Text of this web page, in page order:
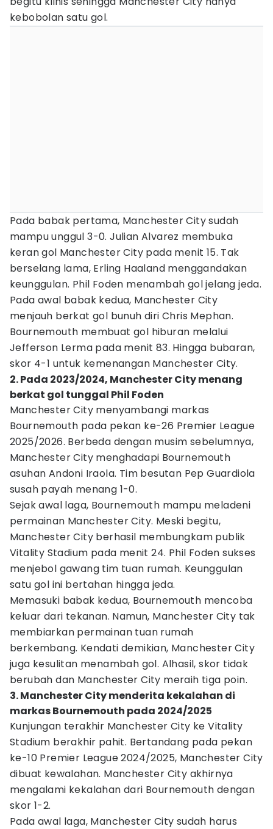
kebobolan satu gol.
Pada babak pertama, Manchester City sudah
mampu unggul 3-0. Julian Alvarez membuka
keran gol Manchester City pada menit 15. Tak
berselang lama, Erling Haaland menggandakan
keunggulan. Phil Foden menambah gol jelang jeda.
Pada awal babak kedua, Manchester City
menjauh berkat gol bunuh diri Chris Mephan.
Bournemouth membuat gol hiburan melalui
Jefferson Lerma pada menit 83. Hingga bubaran,
skor 4-1 untuk kemenangan Manchester City.
2. Pada 2023/2024, Manchester City menang
berkat gol tunggal Phil Foden
Manchester City menyambangi markas
Bournemouth pada pekan ke-26 Premier League
2025/2026. Berbeda dengan musim sebelumnya,
Manchester City menghadapi Bournemouth
asuhan Andoni Iraola. Tim besutan Pep Guardiola
susah payah menang 1-0.
Sejak awal laga, Bournemouth mampu meladeni
permainan Manchester City. Meski begitu,
Manchester City berhasil membungkam publik
Vitality Stadium pada menit 24. Phil Foden sukses
menjebol gawang tim tuan rumah. Keunggulan
satu gol ini bertahan hingga jeda.
Memasuki babak kedua, Bournemouth mencoba
keluar dari tekanan. Namun, Manchester City tak
membiarkan permainan tuan rumah
berkembang. Kendati demikian, Manchester City
juga kesulitan menambah gol. Alhasil, skor tidak
berubah dan Manchester City meraih tiga poin.
3. Manchester City menderita kekalahan di
markas Bournemouth pada 2024/2025
Kunjungan terakhir Manchester City ke Vitality
Stadium berakhir pahit. Bertandang pada pekan
ke-10 Premier League 2024/2025, Manchester City
dibuat kewalahan. Manchester City akhirnya
mengalami kekalahan dari Bournemouth dengan
skor 1-2.
Pada awal laga, Manchester City sudah harus